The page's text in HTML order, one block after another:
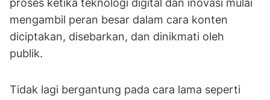
proses ketika teknologi digital dan inovasi mulai
mengambil peran besar dalam cara konten
diciptakan, disebarkan, dan dinikmati oleh
publik.
Tidak lagi bergantung pada cara lama seperti